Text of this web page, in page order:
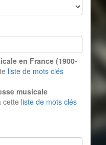
en France (1900-
liste de mots clés
musicale
cette liste de mots clés